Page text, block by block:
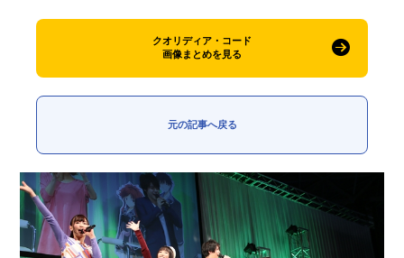
FOLLOW US
クオリディア・コード
画像まとめを見る
元の記事へ戻る